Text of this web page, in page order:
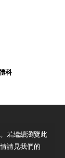
科
若繼續瀏覽此
請見我們的